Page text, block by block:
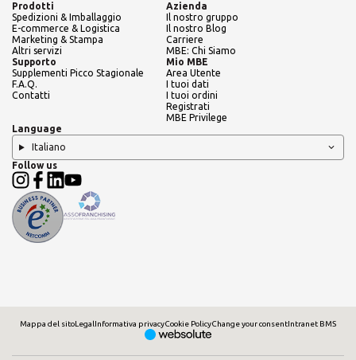
Prodotti
Spedizioni & Imballaggio
E-commerce & Logistica
Marketing & Stampa
Altri servizi
Azienda
Il nostro gruppo
Il nostro Blog
Carriere
MBE: Chi Siamo
Supporto
Supplementi Picco Stagionale
F.A.Q.
Contatti
Mio MBE
Area Utente
I tuoi dati
I tuoi ordini
Registrati
MBE Privilege
Language
Italiano
Follow us
Mappa del sitoLegalInformativa privacyCookie PolicyChange your consentIntranet BMS